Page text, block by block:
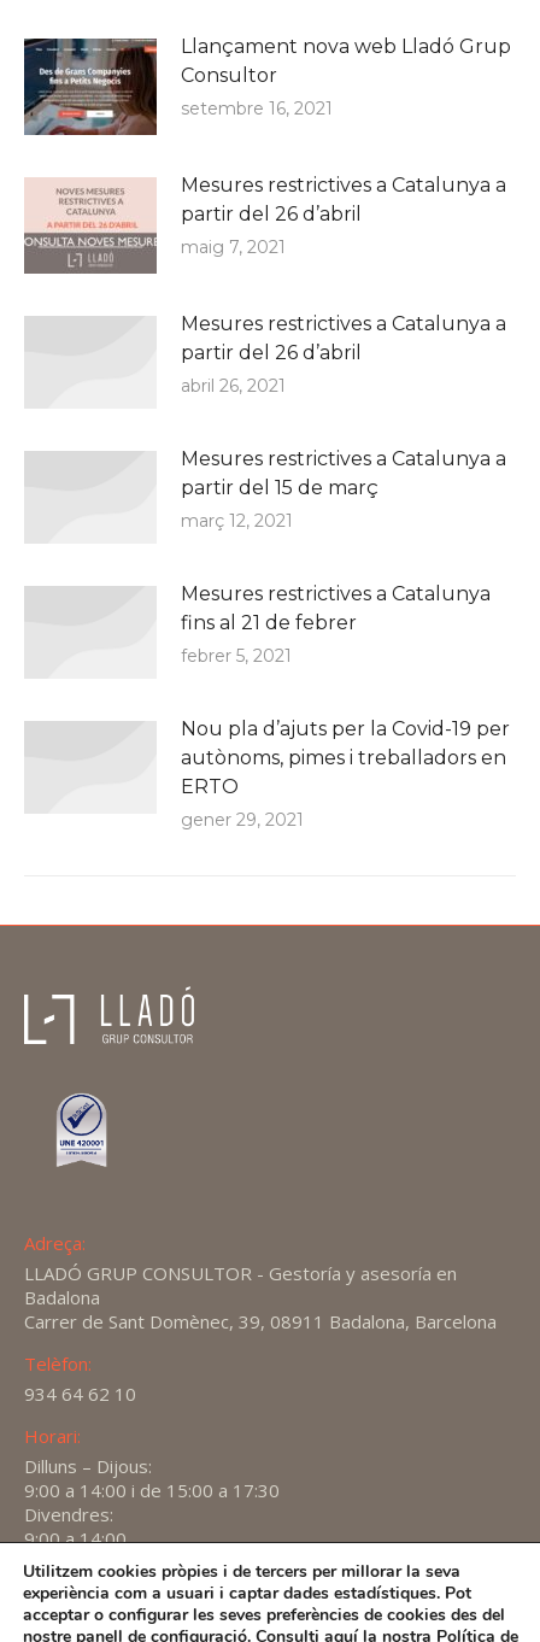
Llançament nova web Lladó Grup
Consultor
setembre 16, 2021
Mesures restrictives a Catalunya a
partir del 26 d’abril
maig 7, 2021
Mesures restrictives a Catalunya a
partir del 26 d’abril
abril 26, 2021
Mesures restrictives a Catalunya a
partir del 15 de març
març 12, 2021
Mesures restrictives a Catalunya
fins al 21 de febrer
febrer 5, 2021
Nou pla d’ajuts per la Covid-19 per
autònoms, pimes i treballadors en
ERTO
gener 29, 2021
Adreça:
LLADÓ GRUP CONSULTOR - Gestoría y asesoría en
Badalona
Carrer de Sant Domènec, 39, 08911 Badalona, Barcelona
Telèfon:
934 64 62 10
Horari:
Dilluns – Dijous:
9:00 a 14:00 i de 15:00 a 17:30
Divendres:
9:00 a 14:00
Find us on:
X
page
YouTube
page
Linkedin
page
Utilitzem cookies pròpies i de tercers per millorar la seva
experiència com a usuari i captar dades estadístiques. Pot
acceptar o configurar les seves preferències de cookies des del
nostre panell de configuració. Consulti aquí la nostra Política de